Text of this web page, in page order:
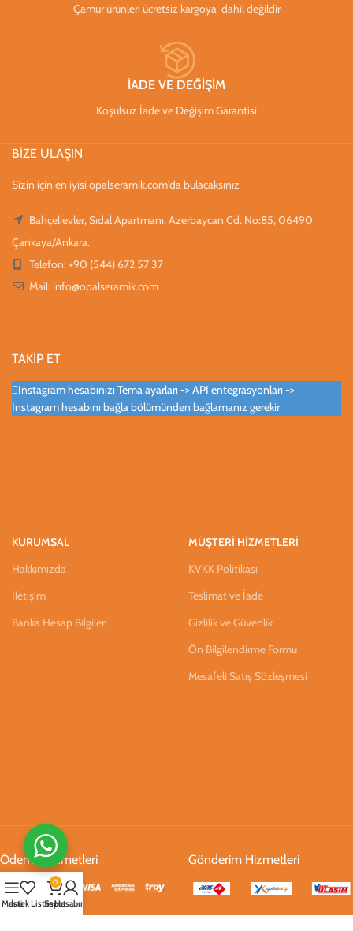
Çamur ürünleri ücretsiz kargoya dahil değildir
İADE VE DEĞİŞİM
Koşulsuz İade ve Değişim Garantisi
BİZE ULAŞIN
Sizin için en iyisi opalseramik.com'da bulacaksınız
Bahçelievler, Sıdal Apartmanı, Azerbaycan Cd. No:85, 06490
Çankaya/Ankara.
Telefon: +90 (544) 672 57 37
Mail: info@opalseramik.com
TAKİP ET
Instagram hesabınızı Tema ayarları -> API entegrasyonları ->
Instagram hesabını bağla bölümünden bağlamanız gerekir
KURUMSAL
Hakkımızda
İletişim
Banka Hesap Bilgileri
MÜŞTERİ HİZMETLERİ
KVKK Politikası
Teslimat ve İade
Gizlilik ve Güvenlik
Ön Bilgilendirme Formu
Mesafeli Satış Sözleşmesi
Ödeme Hizmetleri Gönderim Hizmetleri
Menüİstek Listesi
0
SepetHesabım